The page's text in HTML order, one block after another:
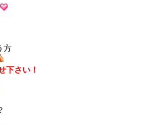
方
下さい！
大坪